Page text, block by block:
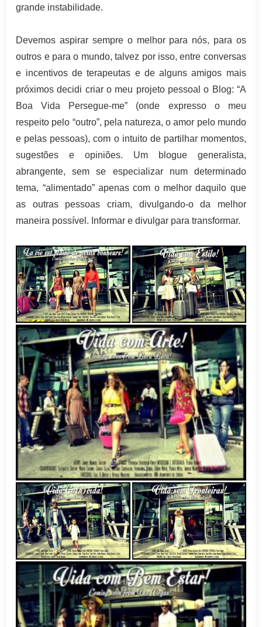
grande instabilidade.
Devemos aspirar sempre o melhor para nós, para os
outros e para o mundo, talvez por isso, entre conversas
e incentivos de terapeutas e de alguns amigos mais
próximos decidi criar o meu projeto pessoal o Blog: “A
Boa Vida Persegue-me” (onde expresso o meu
respeito pelo “outro”, pela natureza, o amor pelo mundo
e pelas pessoas), com o intuito de partilhar momentos,
sugestões e opiniões. Um blogue generalista,
abrangente, sem se especializar num determinado
tema, “alimentado” apenas com o melhor daquilo que
as outras pessoas criam, divulgando-o da melhor
maneira possível. Informar e divulgar para transformar.